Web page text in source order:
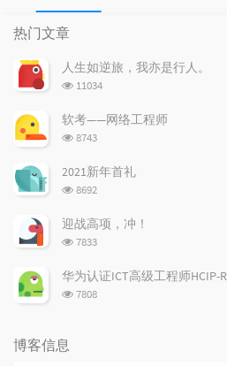
热
门
文
章
热门文章
人生如逆旅，我亦是行人。
浏
次
数:
11034
软考——网络工程师
浏
次
8743
2021新年首礼
浏
次
数:
8692
迎战高项，冲！
浏
次
数:
7833
华为认证ICT高级工程师HCIP-
浏
7808
博客信息